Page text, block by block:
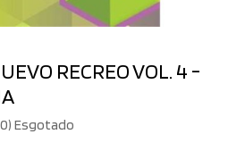
RECREO VOL. 4 -
Esgotado